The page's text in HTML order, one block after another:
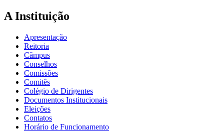
A Instituição
Apresentação
Reitoria
Câmpus
Conselhos
Comissões
Comitês
Colégio de Dirigentes
Documentos Institucionais
Eleições
Contatos
Horário de Funcionamento